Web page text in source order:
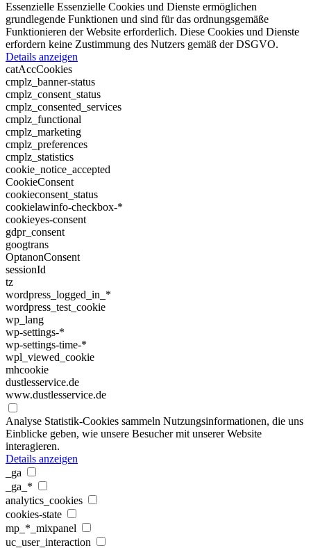
Essenzielle Essenzielle Cookies und Dienste ermöglichen
grundlegende Funktionen und sind für das ordnungsgemäße
Funktionieren der Website erforderlich. Diese Cookies und Dienste
erfordern keine Zustimmung des Nutzers gemäß der DSGVO.
Details anzeigen
catAccCookies
cmplz_banner-status
cmplz_consent_status
cmplz_consented_services
cmplz_functional
cmplz_marketing
cmplz_preferences
cmplz_statistics
cookie_notice_accepted
CookieConsent
cookieconsent_status
cookielawinfo-checkbox-*
cookieyes-consent
gdpr_consent
googtrans
OptanonConsent
sessionId
tz
wordpress_logged_in_*
wordpress_test_cookie
wp_lang
wp-settings-*
wp-settings-time-*
wpl_viewed_cookie
mhcookie
dustlesservice.de
www.dustlesservice.de
Analyse Statistik-Cookies sammeln Nutzungsinformationen, die uns
Einblicke geben, wie unsere Besucher mit unserer Website
interagieren.
Details anzeigen
_ga
_ga_*
analytics_cookies
cookies-state
mp_*_mixpanel
uc_user_interaction